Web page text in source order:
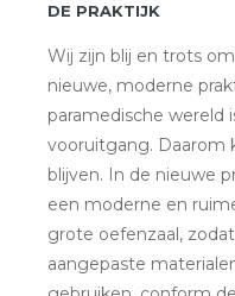
DE PRAKTIJK
Wij zijn blij en trots
nieuwe, moderne
paramedische wereld
vooruitgang. Daarom
blijven. In de nieuwe
een moderne en
grote oefenzaal,
aangepaste